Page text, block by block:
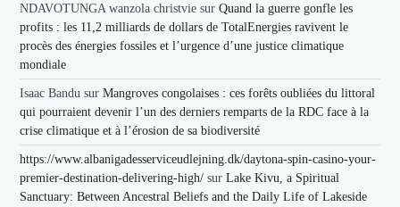
NDAVOTUNGA wanzola christvie surQuand la guerre gonfle les
profits : les 11,2 milliards de dollars de TotalEnergies ravivent le
procès des énergies fossiles et l’urgence d’une justice climatique
mondiale
Isaac Bandu surMangroves congolaises : ces forêts oubliées du littoral
qui pourraient devenir l’un des derniers remparts de la RDC face à la
crise climatique et à l’érosion de sa biodiversité
https://www.albanigadesserviceudlejning.dk/daytona-spin-casino-your-
premier-destination-delivering-high/ surLake Kivu, a Spiritual
Sanctuary: Between Ancestral Beliefs and the Daily Life of Lakeside